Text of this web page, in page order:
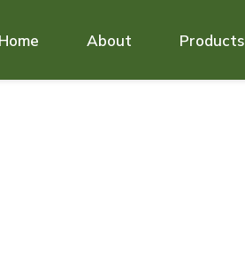
Home About Products